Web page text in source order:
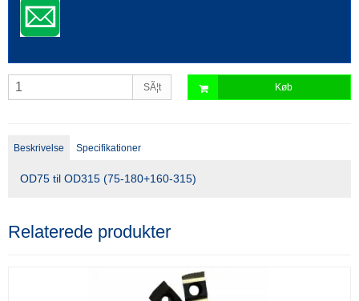
SÃ¦t Køb
Beskrivelse Specifikationer
OD75 til OD315 (75-180+160-315)
Relaterede produkter